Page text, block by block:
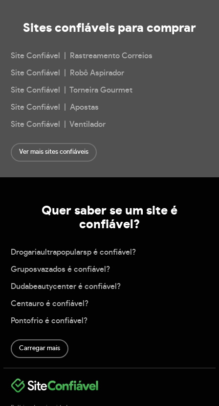
Sites confiáveis para comprar
Site Confiável | Rastreamento Correios
Site Confiável | Robô Aspirador
Site Confiável | Torneira Gourmet
Site Confiável | Apostas
Site Confiável | Ventilador
Ver mais sites confiáveis
Quer saber se um site é
confiável?
Drogariaultrapopularsp é confiável?
Gruposvazados é confiável?
Dudabeautycenter é confiável?
Centauro é confiável?
Pontofrio é confiável?
Carregar mais